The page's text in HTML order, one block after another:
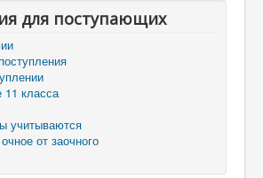
для поступающих
11 класса
учитываются
от заочного